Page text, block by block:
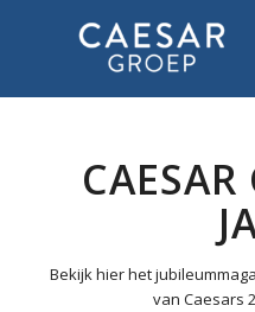
Bekijk hier het
van Caesars